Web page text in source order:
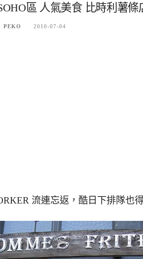
區 人氣美食 比時利薯條
PEKO 2010-07-04
流連忘返，酷日下排隊也